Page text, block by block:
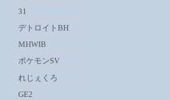
31
デトロイトBH
MHWIB
ポケモンSV
れじぇくろ
GE2